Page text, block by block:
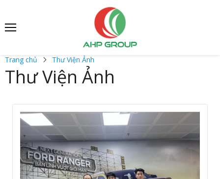
Trang chủ Thư Viện Ảnh
Thư Viện Ảnh